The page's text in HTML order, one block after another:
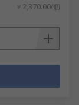
￥2,370.00/個